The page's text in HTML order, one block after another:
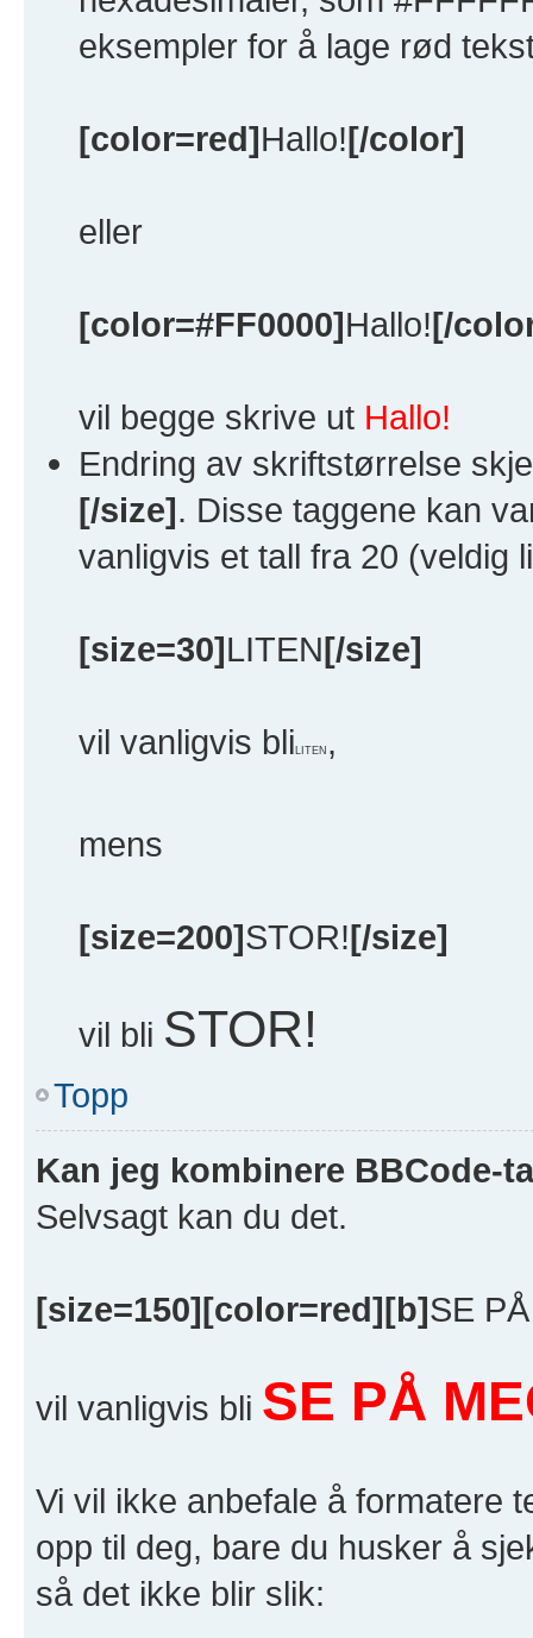
eksempler for å lage rød
[color=red]Hallo![/color]
eller
[color=#FF0000]Hallo![/
vil begge skrive ut Hallo!
Endring av skriftstørrelse
[/size]. Disse taggene kan
vanligvis et tall fra 20 (veldig
[size=30]LITEN[/size]
vil vanligvis bli LITEN ,
mens
[size=200]STOR![/size]
vil bli STOR!
Topp
Kan jeg kombinere BBCode-
Selvsagt kan du det.
[size=150][color=red][b]SE
vil vanligvis bli SE PÅ
Vi vil ikke anbefale å formatere
opp til deg, bare du husker å
så det ikke blir slik: